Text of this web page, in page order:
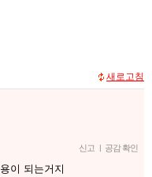
새로고침
신고 공감 확인
이 되는거지